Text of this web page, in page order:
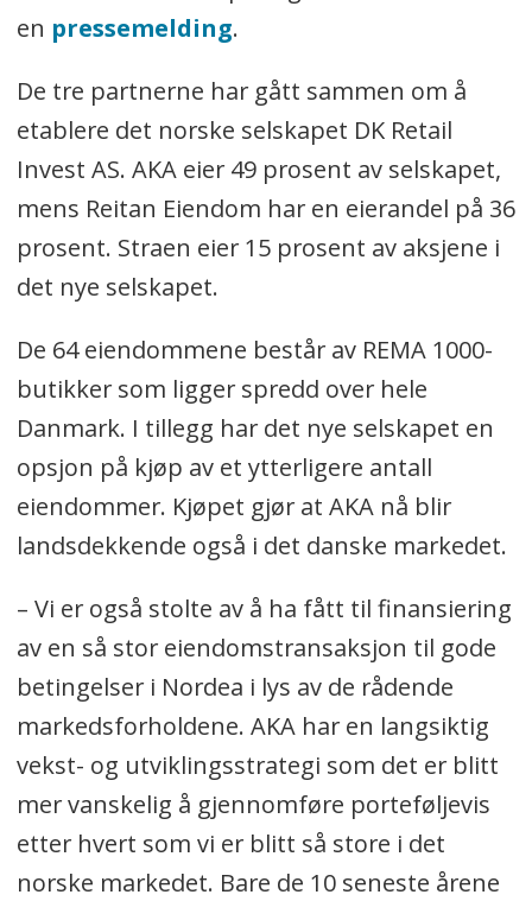
en pressemelding.
De tre partnerne har gått sammen om å
etablere det norske selskapet DK Retail
Invest AS. AKA eier 49 prosent av selskapet,
mens Reitan Eiendom har en eierandel på 36
prosent. Straen eier 15 prosent av aksjene i
det nye selskapet.
De 64 eiendommene består av REMA 1000-
butikker som ligger spredd over hele
Danmark. I tillegg har det nye selskapet en
opsjon på kjøp av et ytterligere antall
eiendommer. Kjøpet gjør at AKA nå blir
landsdekkende også i det danske markedet.
– Vi er også stolte av å ha fått til finansiering
av en så stor eiendomstransaksjon til gode
betingelser i Nordea i lys av de rådende
markedsforholdene. AKA har en langsiktig
vekst- og utviklingsstrategi som det er blitt
mer vanskelig å gjennomføre porteføljevis
etter hvert som vi er blitt så store i det
norske markedet. Bare de 10 seneste årene